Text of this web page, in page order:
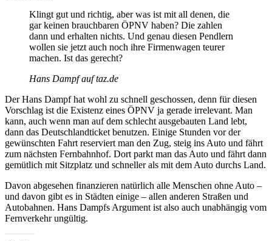
Klingt gut und richtig, aber was ist mit all denen, die
gar keinen brauchbaren ÖPNV haben? Die zahlen
dann und erhalten nichts. Und genau diesen Pendlern
wollen sie jetzt auch noch ihre Firmenwagen teurer
machen. Ist das gerecht?
Hans Dampf auf taz.de
Der Hans Dampf hat wohl zu schnell geschossen, denn für diesen
Vorschlag ist die Existenz eines ÖPNV ja gerade irrelevant. Man
kann, auch wenn man auf dem schlecht ausgebauten Land lebt,
dann das Deutschlandticket benutzen. Einige Stunden vor der
gewünschten Fahrt reserviert man den Zug, steig ins Auto und fährt
zum nächsten Fernbahnhof. Dort parkt man das Auto und fährt dann
gemütlich mit Sitzplatz und schneller als mit dem Auto durchs Land.
Davon abgesehen finanzieren natürlich alle Menschen ohne Auto –
und davon gibt es in Städten einige – allen anderen Straßen und
Autobahnen. Hans Dampfs Argument ist also auch unabhängig vom
Fernverkehr ungültig.